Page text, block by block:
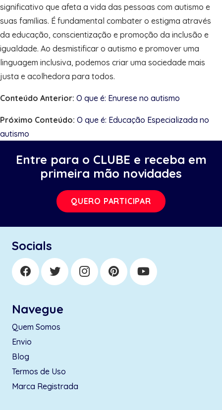
significativo que afeta a vida das pessoas com autismo e
suas famílias. É fundamental combater o estigma através
da educação, conscientização e promoção da inclusão e
igualdade. Ao desmistificar o autismo e promover uma
linguagem inclusiva, podemos criar uma sociedade mais
justa e acolhedora para todos.
Conteúdo Anterior: O que é: Enurese no autismo
Próximo Conteúdo: O que é: Educação Especializada no
autismo
Entre para o CLUBE e receba em
primeira mão novidades
QUERO PARTICIPAR
Socials
Navegue
Quem Somos
Envio
Blog
Termos de Uso
Marca Registrada